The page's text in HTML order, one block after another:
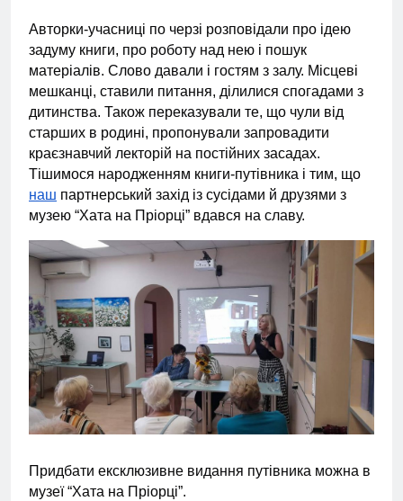
Авторки-учасниці по черзі розповідали про ідею
задуму книги, про роботу над нею і пошук
матеріалів. Слово давали і гостям з залу. Місцеві
мешканці, ставили питання, ділилися спогадами з
дитинства. Також переказували те, що чули від
старших в родині, пропонували запровадити
краєзнавчий лекторій на постійних засадах.
Тішимося народженням книги-путівника і тим, що
наш партнерський захід із сусідами й друзями з
музею “Хата на Пріорці” вдався на славу.
Придбати ексклюзивне видання путівника можна в
музеї “Хата на Пріорці”.